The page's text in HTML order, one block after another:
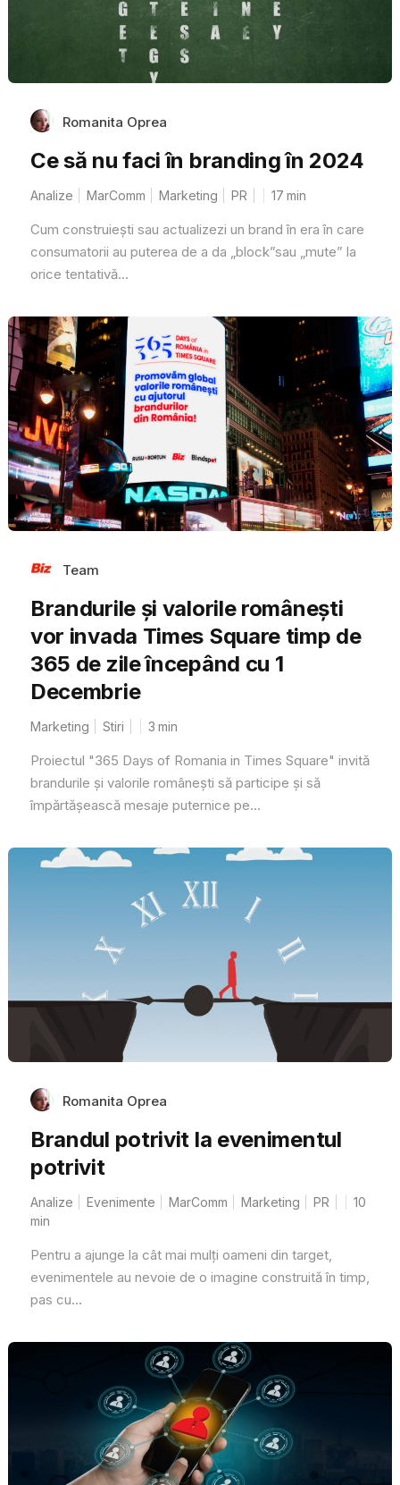
Romanita Oprea
Ce să nu faci în branding în 2024
Analize MarComm Marketing PR 17 min
Cum construiești sau actualizezi un brand în era în care
consumatorii au puterea de a da „block”sau „mute” la
orice tentativă...
Team
Brandurile și valorile românești
vor invada Times Square timp de
365 de zile începând cu 1
Decembrie
Marketing Stiri 3 min
Proiectul "365 Days of Romania in Times Square" invită
brandurile și valorile românești să participe și să
împărtășească mesaje puternice pe...
Romanita Oprea
Brandul potrivit la evenimentul
potrivit
Analize Evenimente MarComm Marketing PR
10
min
Pentru a ajunge la cât mai mulți oameni din target,
evenimentele au nevoie de o imagine construită în timp,
pas cu...